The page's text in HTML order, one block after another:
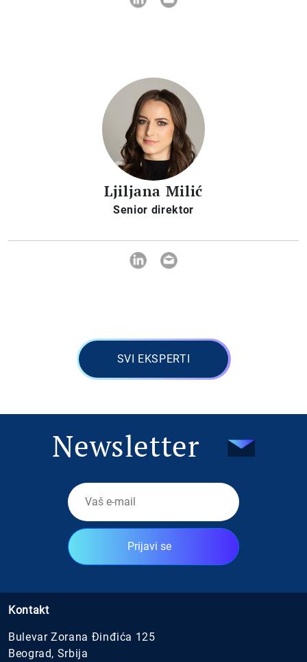
Ljiljana Milić
Senior direktor
SVI EKSPERTI
Newsletter
Prijavi se
Kontakt
Bulevar Zorana Đinđića 125
Beograd, Srbija